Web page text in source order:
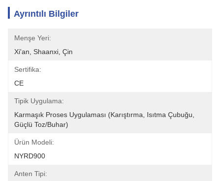
Ayrıntılı Bilgiler
Menşe Yeri:
Xi'an, Shaanxi, Çin
Sertifika:
CE
Tipik Uygulama:
Karmaşık Proses Uygulaması (Karıştırma, Isıtma Çubuğu,
Güçlü Toz/Buhar)
Ürün Modeli:
NYRD900
Anten Tipi: